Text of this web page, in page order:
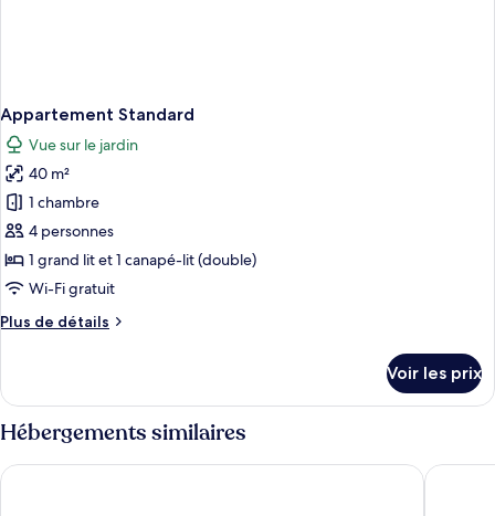
Appartement Standard
Vue sur le jardin
40 m²
1 chambre
4 personnes
1 grand lit et 1 canapé-lit (double)
Wi-Fi gratuit
Plus de détails
Plus
le
type
de
chambre
Appartement
Voir les prix
Hébergements similaires
&REPEAT Köln Airport